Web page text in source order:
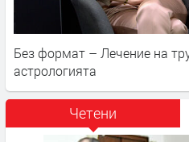
Без формат – Лечение на
астрологията
Четени